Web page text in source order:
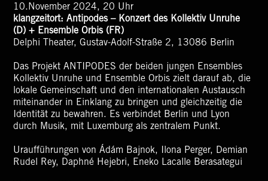
10.November 2024, 20 Uhr
klangzeitort: Antipodes – Konzert des Kollektiv Unruhe
(D) + Ensemble Orbis (FR)
Delphi Theater, Gustav-Adolf-Straße 2, 13086 Berlin
Das Projekt ANTIPODES der beiden jungen Ensembles
Kollektiv Unruhe und Ensemble Orbis zielt darauf ab, die
lokale Gemeinschaft und den internationalen Austausch
miteinander in Einklang zu bringen und gleichzeitig die
Identität zu bewahren. Es verbindet Berlin und Lyon
durch Musik, mit Luxemburg als zentralem Punkt.
Uraufführungen von Ádám Bajnok, Ilona Perger, Demian
Rudel Rey, Daphné Hejebri, Eneko Lacalle Berasategui